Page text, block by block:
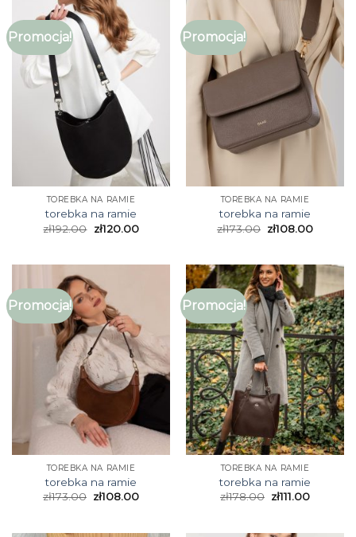
Promocja!
TOREBKA NA RAMIE
torebka na ramie
zł192.00 zł120.00
Promocja!
TOREBKA NA RAMIE
torebka na ramie
zł173.00 zł108.00
Promocja!
TOREBKA NA RAMIE
torebka na ramie
zł173.00 zł108.00
Promocja!
TOREBKA NA RAMIE
torebka na ramie
zł178.00 zł111.00